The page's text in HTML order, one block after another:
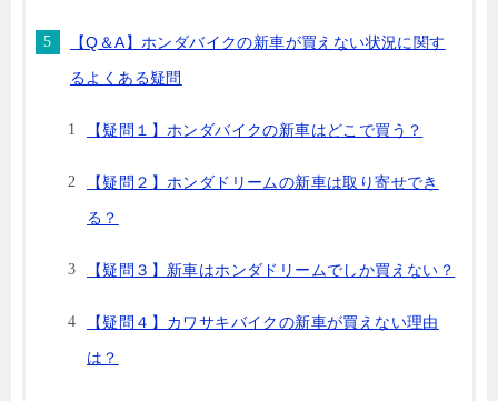
【Q＆A】ホンダバイクの新車が買えない状況に関す
るよくある疑問
【疑問１】ホンダバイクの新車はどこで買う？
【疑問２】ホンダドリームの新車は取り寄せでき
る？
【疑問３】新車はホンダドリームでしか買えない？
【疑問４】カワサキバイクの新車が買えない理由
は？